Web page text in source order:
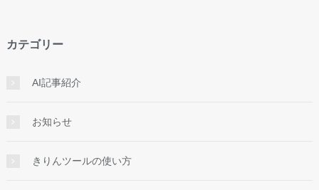
カテゴリー
AI記事紹介
お知らせ
きりんツールの使い方